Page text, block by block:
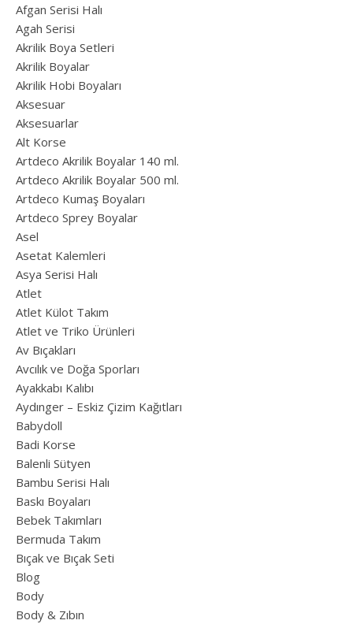
Afgan Serisi Halı
Agah Serisi
Akrilik Boya Setleri
Akrilik Boyalar
Akrilik Hobi Boyaları
Aksesuar
Aksesuarlar
Alt Korse
Artdeco Akrilik Boyalar 140 ml.
Artdeco Akrilik Boyalar 500 ml.
Artdeco Kumaş Boyaları
Artdeco Sprey Boyalar
Asel
Asetat Kalemleri
Asya Serisi Halı
Atlet
Atlet Külot Takım
Atlet ve Triko Ürünleri
Av Bıçakları
Avcılık ve Doğa Sporları
Ayakkabı Kalıbı
Aydınger – Eskiz Çizim Kağıtları
Babydoll
Badi Korse
Balenli Sütyen
Bambu Serisi Halı
Baskı Boyaları
Bebek Takımları
Bermuda Takım
Bıçak ve Bıçak Seti
Blog
Body
Body & Zıbın